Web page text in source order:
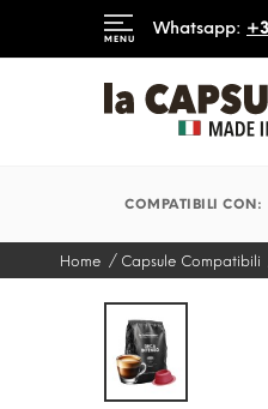
INFORMAZIONI BLOG
MENU
Whatsapp:
IN TEMPI RECORD
COMPATIBILI CON:
Home Capsule Compatibili